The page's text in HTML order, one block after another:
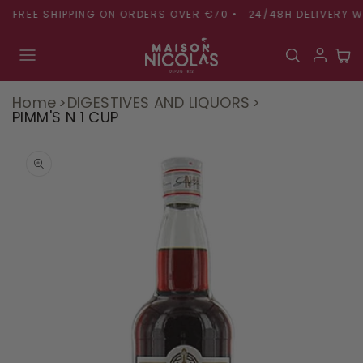
Skip to
FREE SHIPPING ON ORDERS OVER €70 • 24/48H DELIVERY
Cart
Home DIGESTIVES AND LIQUORS
PIMM'S N 1 CUP
product
information